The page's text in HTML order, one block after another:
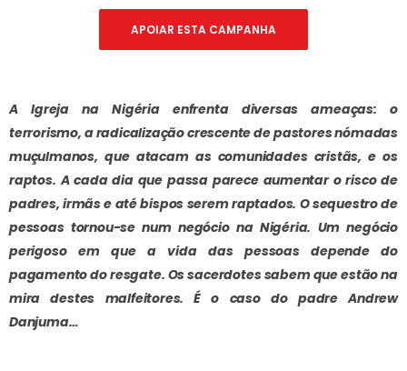
APOIAR ESTA CAMPANHA
A Igreja na Nigéria enfrenta diversas ameaças: o
terrorismo, a radicalização crescente de pastores nómadas
muçulmanos, que atacam as comunidades cristãs, e os
raptos. A cada dia que passa parece aumentar o risco de
padres, irmãs e até bispos serem raptados. O sequestro de
pessoas tornou-se num negócio na Nigéria. Um negócio
perigoso em que a vida das pessoas depende do
pagamento do resgate. Os sacerdotes sabem que estão na
mira destes malfeitores. É o caso do padre Andrew
Danjuma…